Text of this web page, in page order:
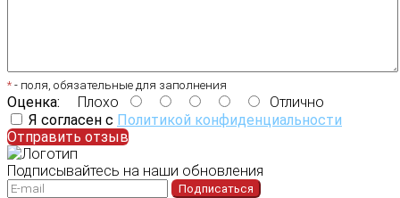
* - поля, обязательные для заполнения
Оценка: Плохо
Отлично
Я согласен с Политикой конфиденциальности
Отправить отзыв
Подписывайтесь на наши обновления
Подписаться